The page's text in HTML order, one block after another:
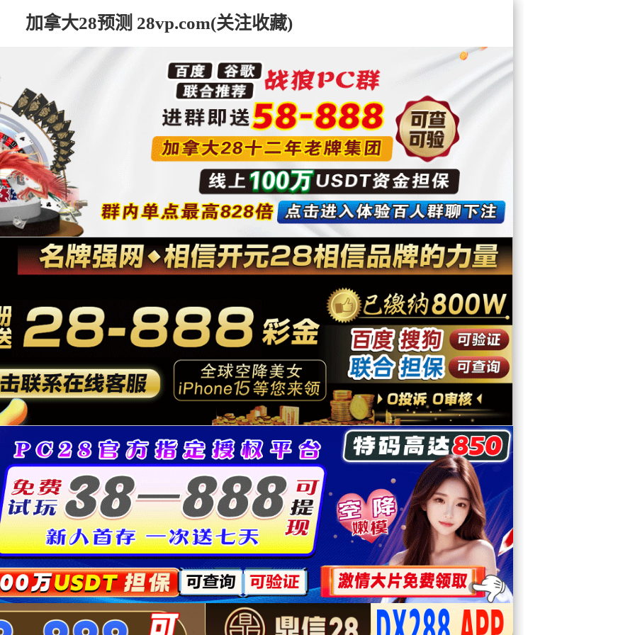
加拿大28预测 28vp.com(关注收藏)